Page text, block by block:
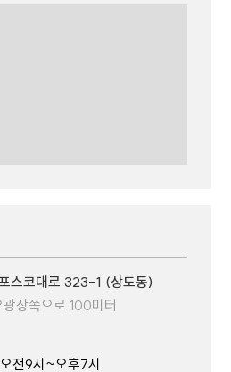
스코대로 323-1 (상도동)
장쪽으로 100미터
오전9시~오후7시